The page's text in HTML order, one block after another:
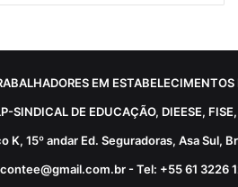
EM ESTABELECIMENTOS
SINDICAL DE EDUCAÇÃO, DIEESE,
K, 15º andar Ed. Seguradoras, Asa Sul,
- Tel: +55 61 3226